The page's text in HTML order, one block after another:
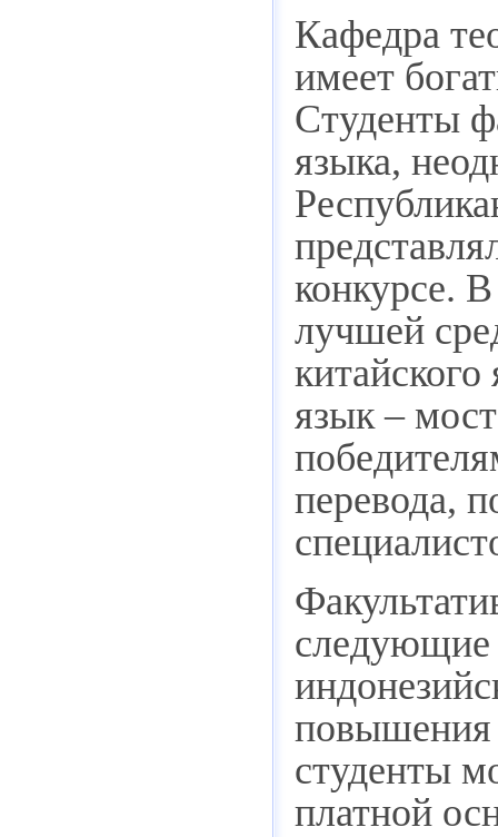
Кафедра
имеет
Студенты
языка,
конкурсе.
лучшей
язык –
перевода,
следующие
повышения
студенты
платной